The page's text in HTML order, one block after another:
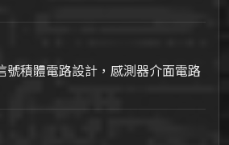
號積體電路設計，感測器介面電路